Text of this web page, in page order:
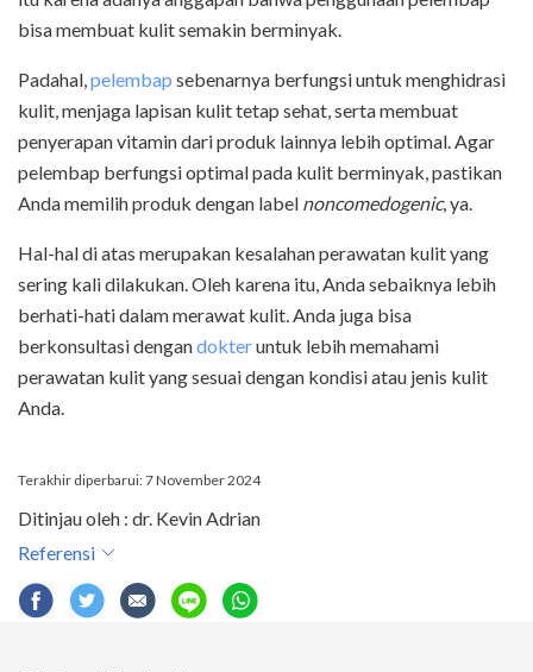
bisa membuat kulit semakin berminyak.
Padahal,pelembap sebenarnya berfungsi untuk menghidrasi
kulit, menjaga lapisan kulit tetap sehat, serta membuat
penyerapan vitamin dari produk lainnya lebih optimal. Agar
pelembap berfungsi optimal pada kulit berminyak, pastikan
Anda memilih produk dengan label noncomedogenic, ya.
Hal-hal di atas merupakan kesalahan perawatan kulit yang
sering kali dilakukan. Oleh karena itu, Anda sebaiknya lebih
berhati-hati dalam merawat kulit.Anda juga bisa
berkonsultasi dengandokteruntuk lebih memahami
perawatan kulit yang sesuai dengan kondisi atau jenis kulit
Anda.
Terakhir diperbarui: 7 November 2024